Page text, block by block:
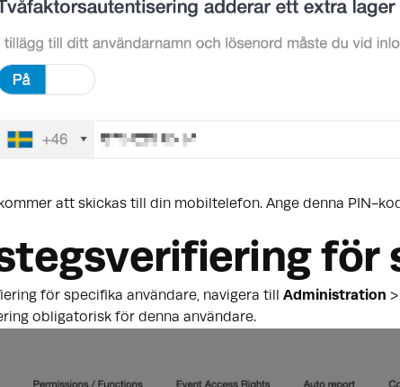
att skickas till din mobiltelefon. Ange denna PIN-
för
för specifika användare, navigera till Administration >
obligatorisk för denna användare.